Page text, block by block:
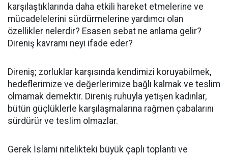
karşılaştıklarında daha etkili hareket etmelerine ve
mücadelelerini sürdürmelerine yardımcı olan
özellikler nelerdir? Esasen sebat ne anlama gelir?
Direniş kavramı neyi ifade eder?
Direniş; zorluklar karşısında kendimizi koruyabilmek,
hedeflerimize ve değerlerimize bağlı kalmak ve teslim
olmamak demektir. Direniş ruhuyla yetişen kadınlar,
bütün güçlüklerle karşılaşmalarına rağmen çabalarını
sürdürür ve teslim olmazlar.
Gerek İslami nitelikteki büyük çaplı toplantı ve